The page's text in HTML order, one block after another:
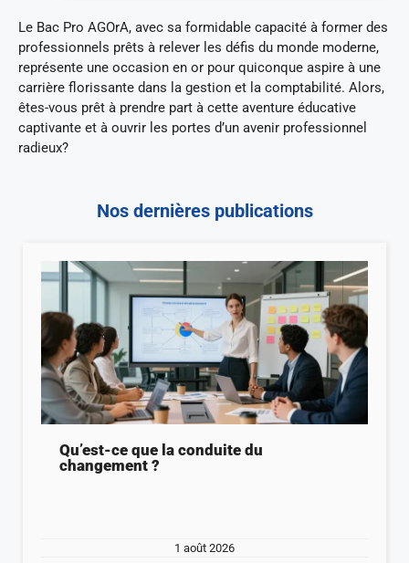
Le Bac Pro AGOrA, avec sa formidable capacité à former des
professionnels prêts à relever les défis du monde moderne,
représente une occasion en or pour quiconque aspire à une
carrière florissante dans la gestion et la comptabilité. Alors,
êtes-vous prêt à prendre part à cette aventure éducative
captivante et à ouvrir les portes d’un avenir professionnel
radieux?
Nos dernières publications
Qu’est-ce que la conduite du
changement ?
1 août 2026